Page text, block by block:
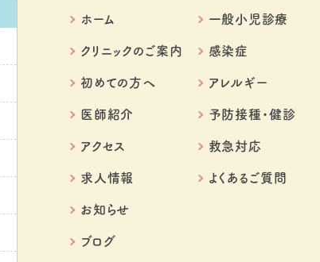
ホーム
クリニックのご案内
初めての方へ
医師紹介
アクセス
求人情報
お知らせ
ブログ
一般小児診療
感染症
アレルギー
予防接種・健診
救急対応
よくあるご質問